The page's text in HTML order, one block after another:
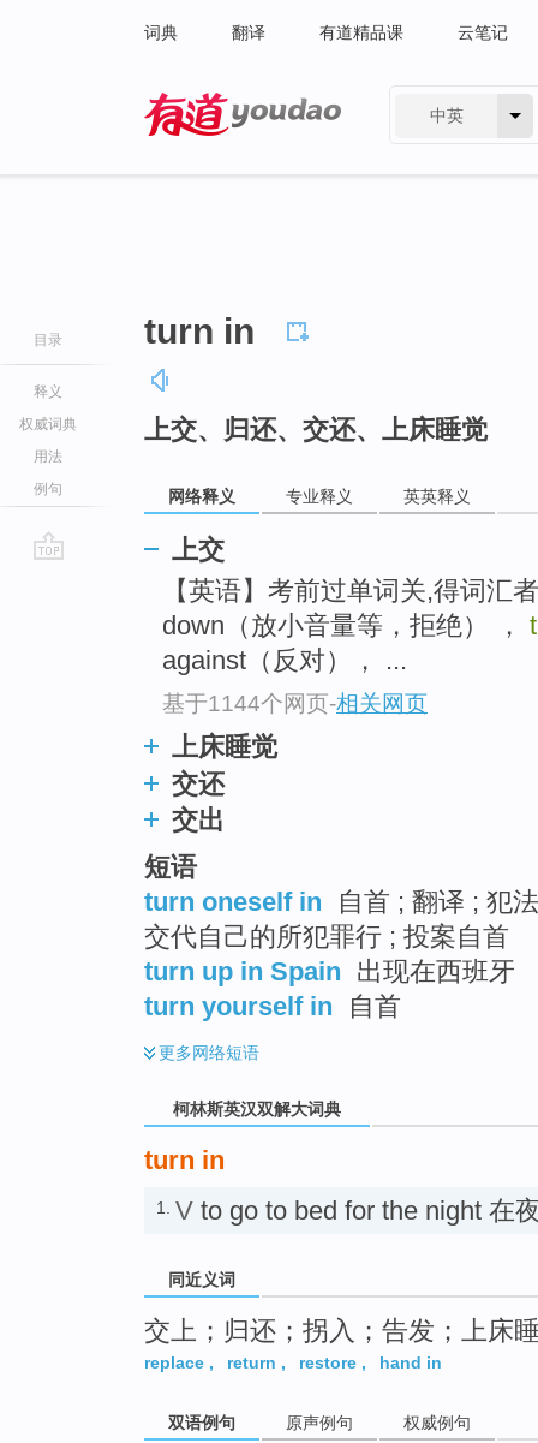
词典 翻译 有道精品课 云笔记
中英
目录
释义
权威词典
用法
例句
turn in
上交、归还、交还、上床睡觉
网络释义 专业释义 英英释义
上交
【英语】考前过单词关,得词汇
down（放小音量等，拒绝） ，
against（反对）， ...
基于1144个网页-相关网页
上床睡觉
交还
交出
短语
turn oneself in
自首 ; 翻译 ; 犯
交代自己的所犯罪行 ; 投案自首
turn up in Spain 出现在西班牙
turn yourself in
自首
更多网络短语
柯林斯英汉双解大词典
turn in
1. V to go to bed for the night 在
同近义词
交上；归还；拐入；告发；上床
replace , return , restore , hand in
双语例句 原声例句 权威例句